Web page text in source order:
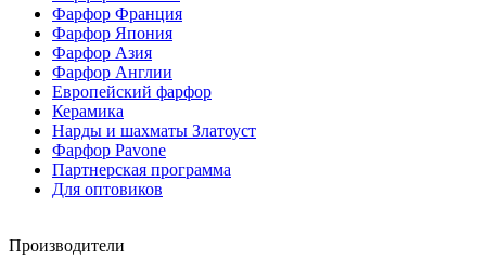
Фарфор Франция
Фарфор Япония
Фарфор Азия
Фарфор Англии
Европейский фарфор
Керамика
Нарды и шахматы Златоуст
Фарфор Pavone
Партнерская программа
Для оптовиков
Производители